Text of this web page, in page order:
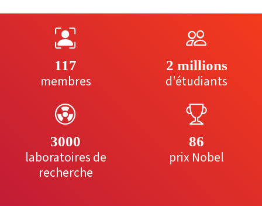
117
membres
2 millions
d'étudiants
3000
laboratoires de
recherche
86
prix Nobel